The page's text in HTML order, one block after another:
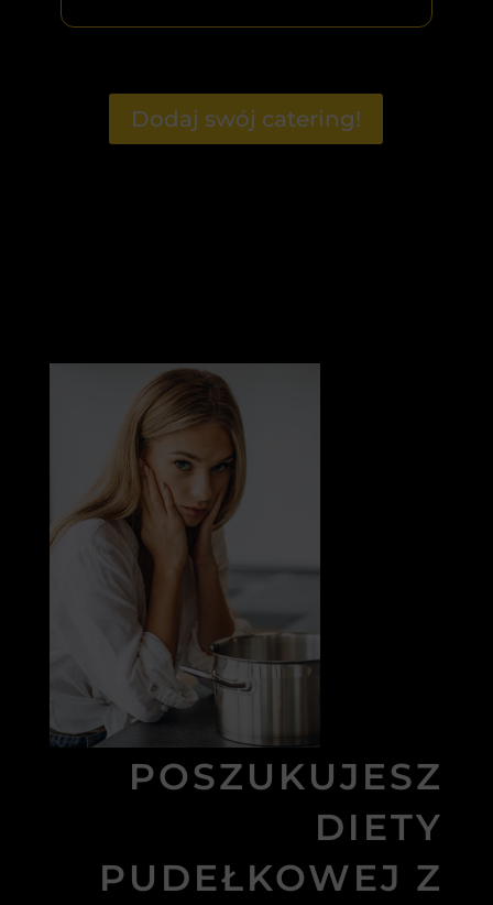
Dodaj swój catering!
POSZUKUJESZ
DIETY
PUDEŁKOWEJ Z